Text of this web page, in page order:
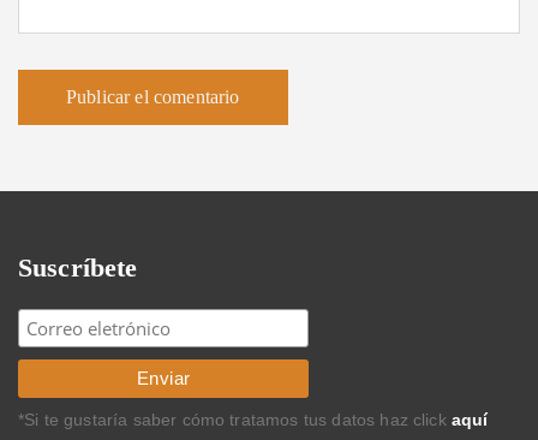
Suscríbete
*Si te gustaría saber cómo tratamos tus datos haz click aquí